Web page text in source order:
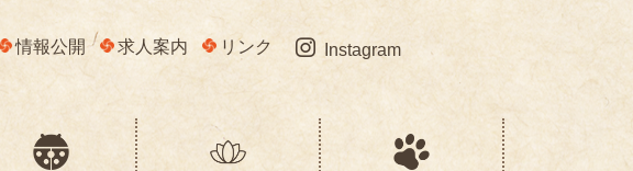
情報公開 求人案内 リンク Instagram